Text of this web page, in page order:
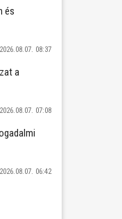
és
2026.08.07. 08:37
a
2026.08.07. 07:08
2026.08.07. 06:42